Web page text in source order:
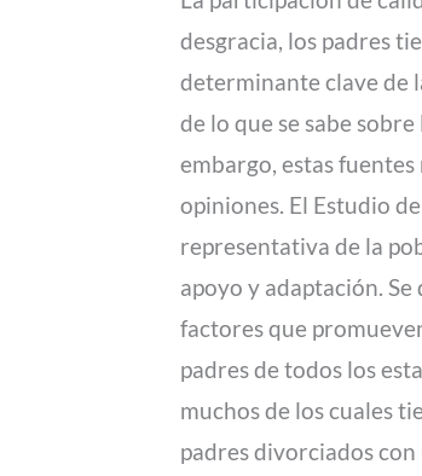
desgracia, los padres
determinante clave de
de lo que se sabe
embargo, estas
opiniones. El Estudio
representativa de la
apoyo y adaptación.
factores que
padres de todos los
muchos de los cuales
padres divorciados